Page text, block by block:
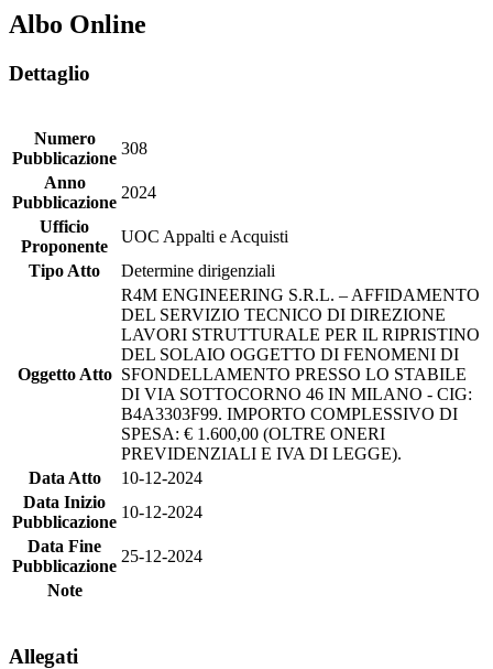
Albo Online
Dettaglio
Numero
Pubblicazione
308
Anno
Pubblicazione
2024
Ufficio
Proponente
UOC Appalti e Acquisti
Tipo Atto
Determine dirigenziali
Oggetto Atto
R4M ENGINEERING S.R.L. – AFFIDAMENTO
DEL SERVIZIO TECNICO DI DIREZIONE
LAVORI STRUTTURALE PER IL RIPRISTINO
DEL SOLAIO OGGETTO DI FENOMENI DI
SFONDELLAMENTO PRESSO LO STABILE
DI VIA SOTTOCORNO 46 IN MILANO - CIG:
B4A3303F99. IMPORTO COMPLESSIVO DI
SPESA: € 1.600,00 (OLTRE ONERI
PREVIDENZIALI E IVA DI LEGGE).
Data Atto
10-12-2024
Data Inizio
Pubblicazione
10-12-2024
Data Fine
Pubblicazione
25-12-2024
Note
Allegati